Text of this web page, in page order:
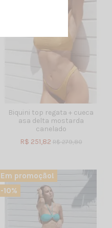
Biquini top regata + cueca
asa delta mostarda
canelado
R$ 251,82 R$ 279,80
Em promoção!
-10%